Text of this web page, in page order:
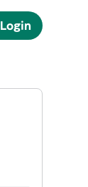
Login